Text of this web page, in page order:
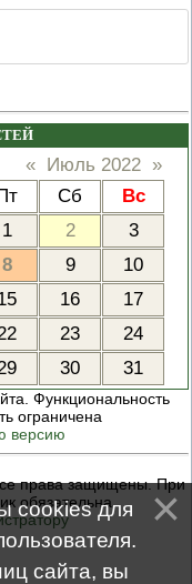
« Июль 2022 »
Сб
Вс
1
2
3
8 9
10
16
17
23
24
30 31
Функциональность
ограничена
версию
права защищены. При
обязательна
cookies для
сайта, вы